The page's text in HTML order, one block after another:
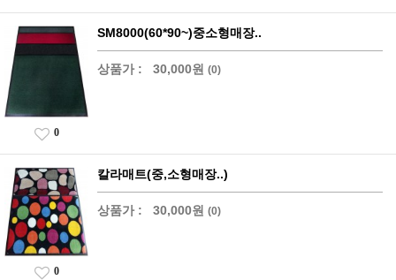
SM8000(60*90~)중소형매장..
상품가 : 30,000원 (0)
0
칼라매트(중,소형매장..)
상품가 : 30,000원 (0)
0